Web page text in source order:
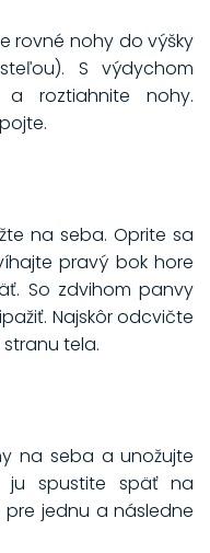
rovné nohy do výšky
S výdychom
roztiahnite nohy.
na seba. Oprite sa
pravý bok hore
So zdvihom panvy
Najskôr odcvičte
tela.
na seba a unožujte
spustite späť na
jednu a následne